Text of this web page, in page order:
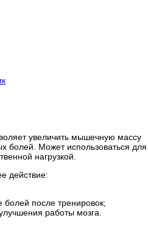
увеличить мышечную массу
болей. Может использоваться для
нагрузкой.
действие:
болей после тренировок;
работы мозга.